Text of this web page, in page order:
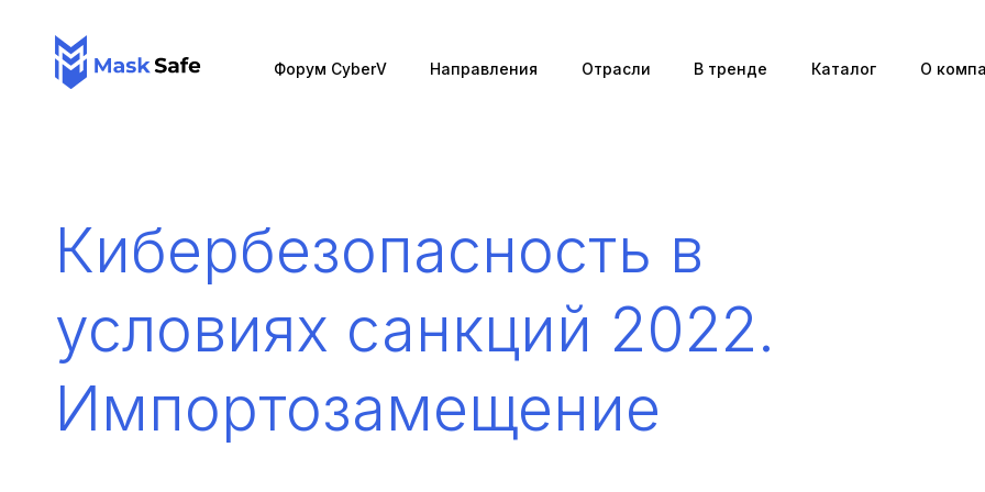
Форум CyberV Направления Отрасли В тренде Каталог О
Кибербезопасность в
условиях санкций 2022.
Импортозамещение